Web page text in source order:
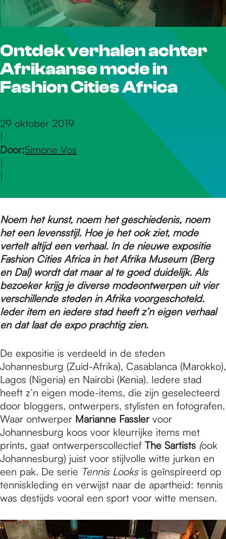
r
d
e
m
e
p
a
g
e
Ontdek verhalen achter
Afrikaanse mode in
Fashion Cities Africa
29 oktober 2019
|
Door:Simone Vos
|
|
Noem het kunst, noem het geschiedenis, noem
het een levensstijl. Hoe je het ook ziet, mode
vertelt altijd een verhaal. In de nieuwe expositie
Fashion Cities Africa in het Afrika Museum (Berg
en Dal) wordt dat maar al te goed duidelijk. Als
bezoeker krijg je diverse modeontwerpen uit vier
verschillende steden in Afrika voorgeschoteld.
Ieder item en iedere stad heeft z’n eigen verhaal
en dat laat de expo prachtig zien.
De expositie is verdeeld in de steden
Johannesburg (Zuid-Afrika), Casablanca (Marokko),
Lagos (Nigeria) en Nairobi (Kenia). Iedere stad
heeft z’n eigen mode-items, die zijn geselecteerd
door bloggers, ontwerpers, stylisten en fotografen.
Waar ontwerper Marianne Fasslervoor
Johannesburg koos voor kleurrijke items met
prints, gaat ontwerperscollectief The Sartists (ook
Johannesburg) juist voor stijlvolle witte jurken en
een pak. De serie Tennis Looksis geïnspireerd op
tenniskleding en verwijst naar de apartheid: tennis
was destijds vooral een sport voor witte mensen.